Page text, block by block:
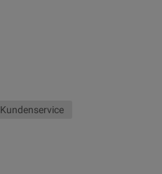
Kundenservice